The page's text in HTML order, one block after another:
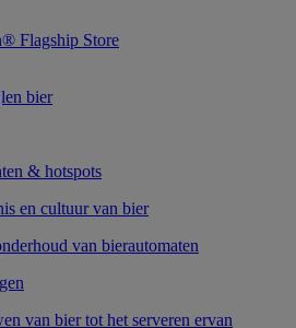
Flagship Store
bier
& hotspots
en cultuur van bier
van bierautomaten
van bier tot het serveren ervan